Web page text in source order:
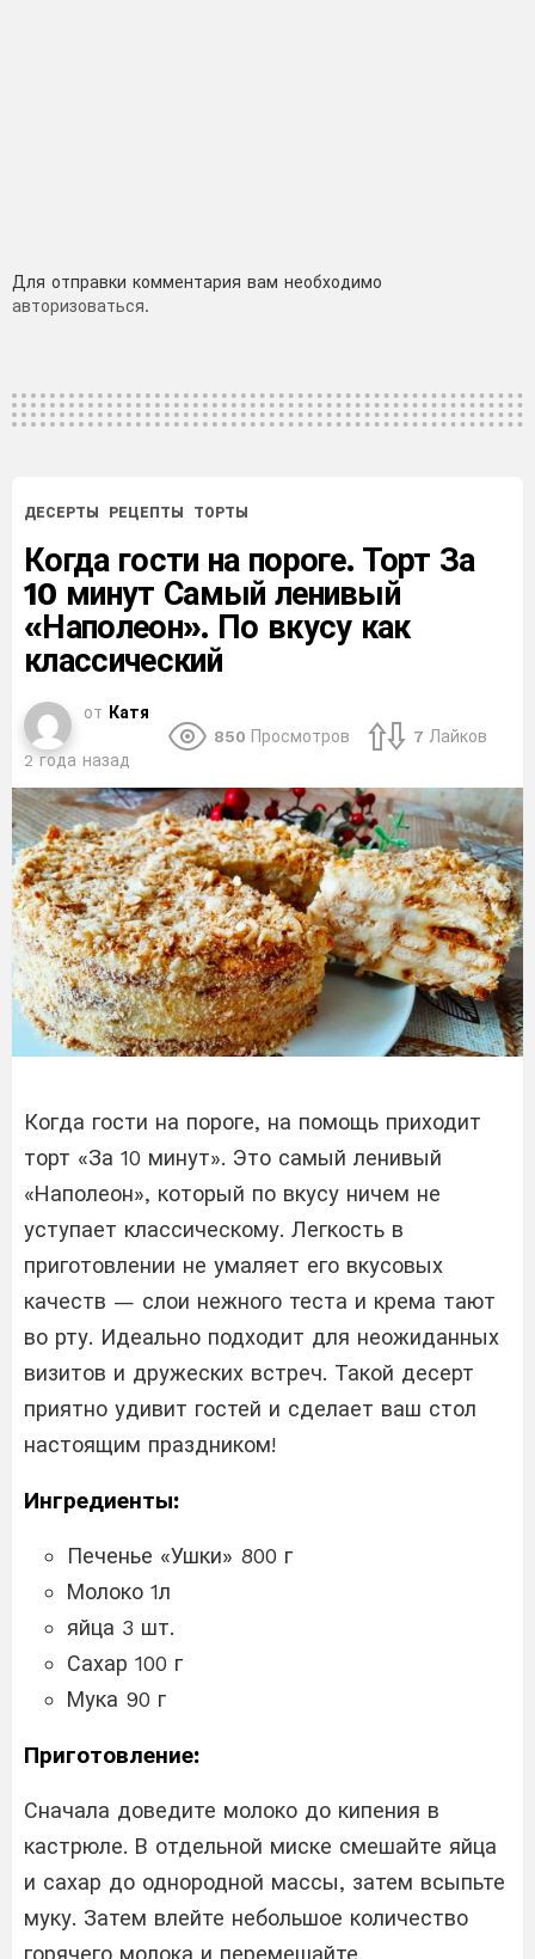
Добавить
комментарий
Для отправки комментария вам необходимо
авторизоваться.
ДЕСЕРТЫ РЕЦЕПТЫ ТОРТЫ
Когда гости на пороге. Торт За
10 минут Самый ленивый
«Наполеон». По вкусу как
классический
от Катя
2 года назад
850 Просмотров 7 Лайков
Когда гости на пороге, на помощь приходит
торт «За 10 минут». Это самый ленивый
«Наполеон», который по вкусу ничем не
уступает классическому. Легкость в
приготовлении не умаляет его вкусовых
качеств — слои нежного теста и крема тают
во рту. Идеально подходит для неожиданных
визитов и дружеских встреч. Такой десерт
приятно удивит гостей и сделает ваш стол
настоящим праздником!
Ингредиенты:
Печенье «Ушки» 800 г
Молоко 1л
яйца 3 шт.
Сахар 100 г
Мука 90 г
Приготовление:
Сначала доведите молоко до кипения в
кастрюле. В отдельной миске смешайте яйца
и сахар до однородной массы, затем всыпьте
муку. Затем влейте небольшое количество
горячего молока и перемешайте.